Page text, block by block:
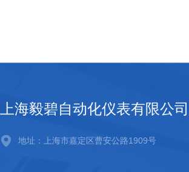
上海毅碧自动化仪表有限公司
地址：上海市嘉定区曹安公路1909号